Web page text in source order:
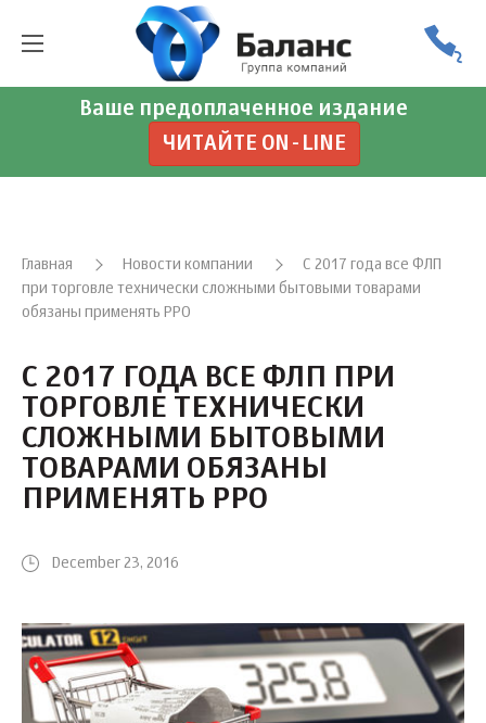
Ваше предоплаченное издание
ЧИТАЙТЕ ON-LINE
Главная Новости компании
C 2017 года все ФЛП
при торговле технически сложными бытовыми товарами
обязаны применять РРО
C 2017 ГОДА ВСЕ ФЛП ПРИ
ТОРГОВЛЕ ТЕХНИЧЕСКИ
СЛОЖНЫМИ БЫТОВЫМИ
ТОВАРАМИ ОБЯЗАНЫ
ПРИМЕНЯТЬ РРО
December 23, 2016